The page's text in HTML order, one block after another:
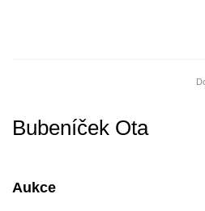
Bubeníček Ota
Aukce